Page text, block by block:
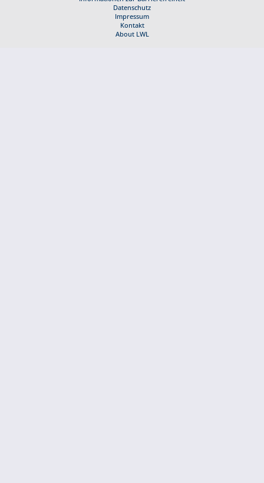
Datenschutz
Impressum
Kontakt
About LWL